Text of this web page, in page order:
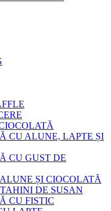
CU ALUNE, LAPTE ȘI
CU GUST DE
ȘI CIOCOLATĂ
DE SUSAN
CU FISTIC